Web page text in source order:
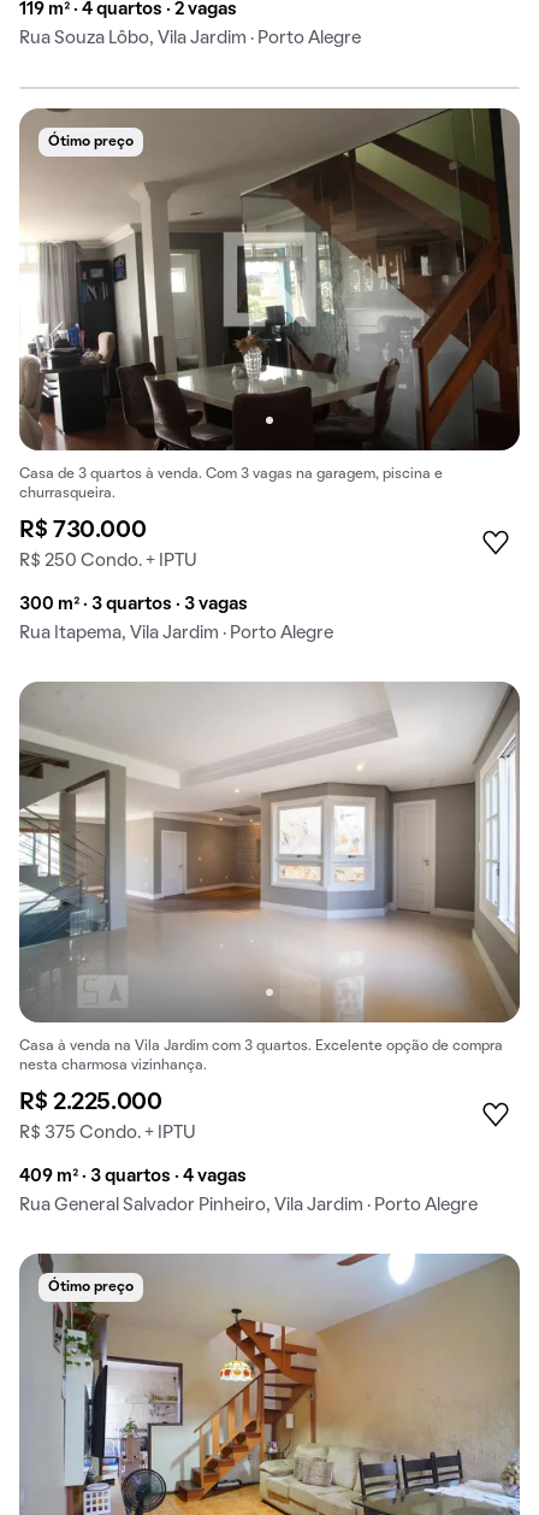
119 m² · 4 quartos · 2 vagas
Rua Souza Lôbo, Vila Jardim · Porto Alegre
Ótimo preço
Casa de 3 quartos à venda. Com 3 vagas na garagem, piscina e
churrasqueira.
R$ 730.000
R$ 250 Condo. + IPTU
300 m² · 3 quartos · 3 vagas
Rua Itapema, Vila Jardim · Porto Alegre
Casa à venda na Vila Jardim com 3 quartos. Excelente opção de compra
nesta charmosa vizinhança.
R$ 2.225.000
R$ 375 Condo. + IPTU
409 m² · 3 quartos · 4 vagas
Rua General Salvador Pinheiro, Vila Jardim · Porto Alegre
Ótimo preço